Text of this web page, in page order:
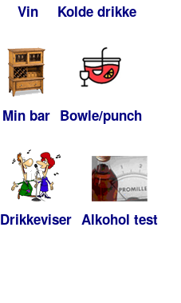
Vin Kolde drikke
Min bar Bowle/punch
Drikkeviser Alkohol test